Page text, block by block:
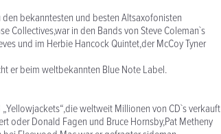
den bekanntesten und besten Altsaxofonisten
Collectives,war in den Bands von Steve Coleman`s
und im Herbie Hancock Quintet,der McCoy Tyner
er beim weltbekannten Blue Note Label.
weltweit Millionen von CD`s verkauft
oder Donald Fagen und Bruce Hornsby,Pat Metheny